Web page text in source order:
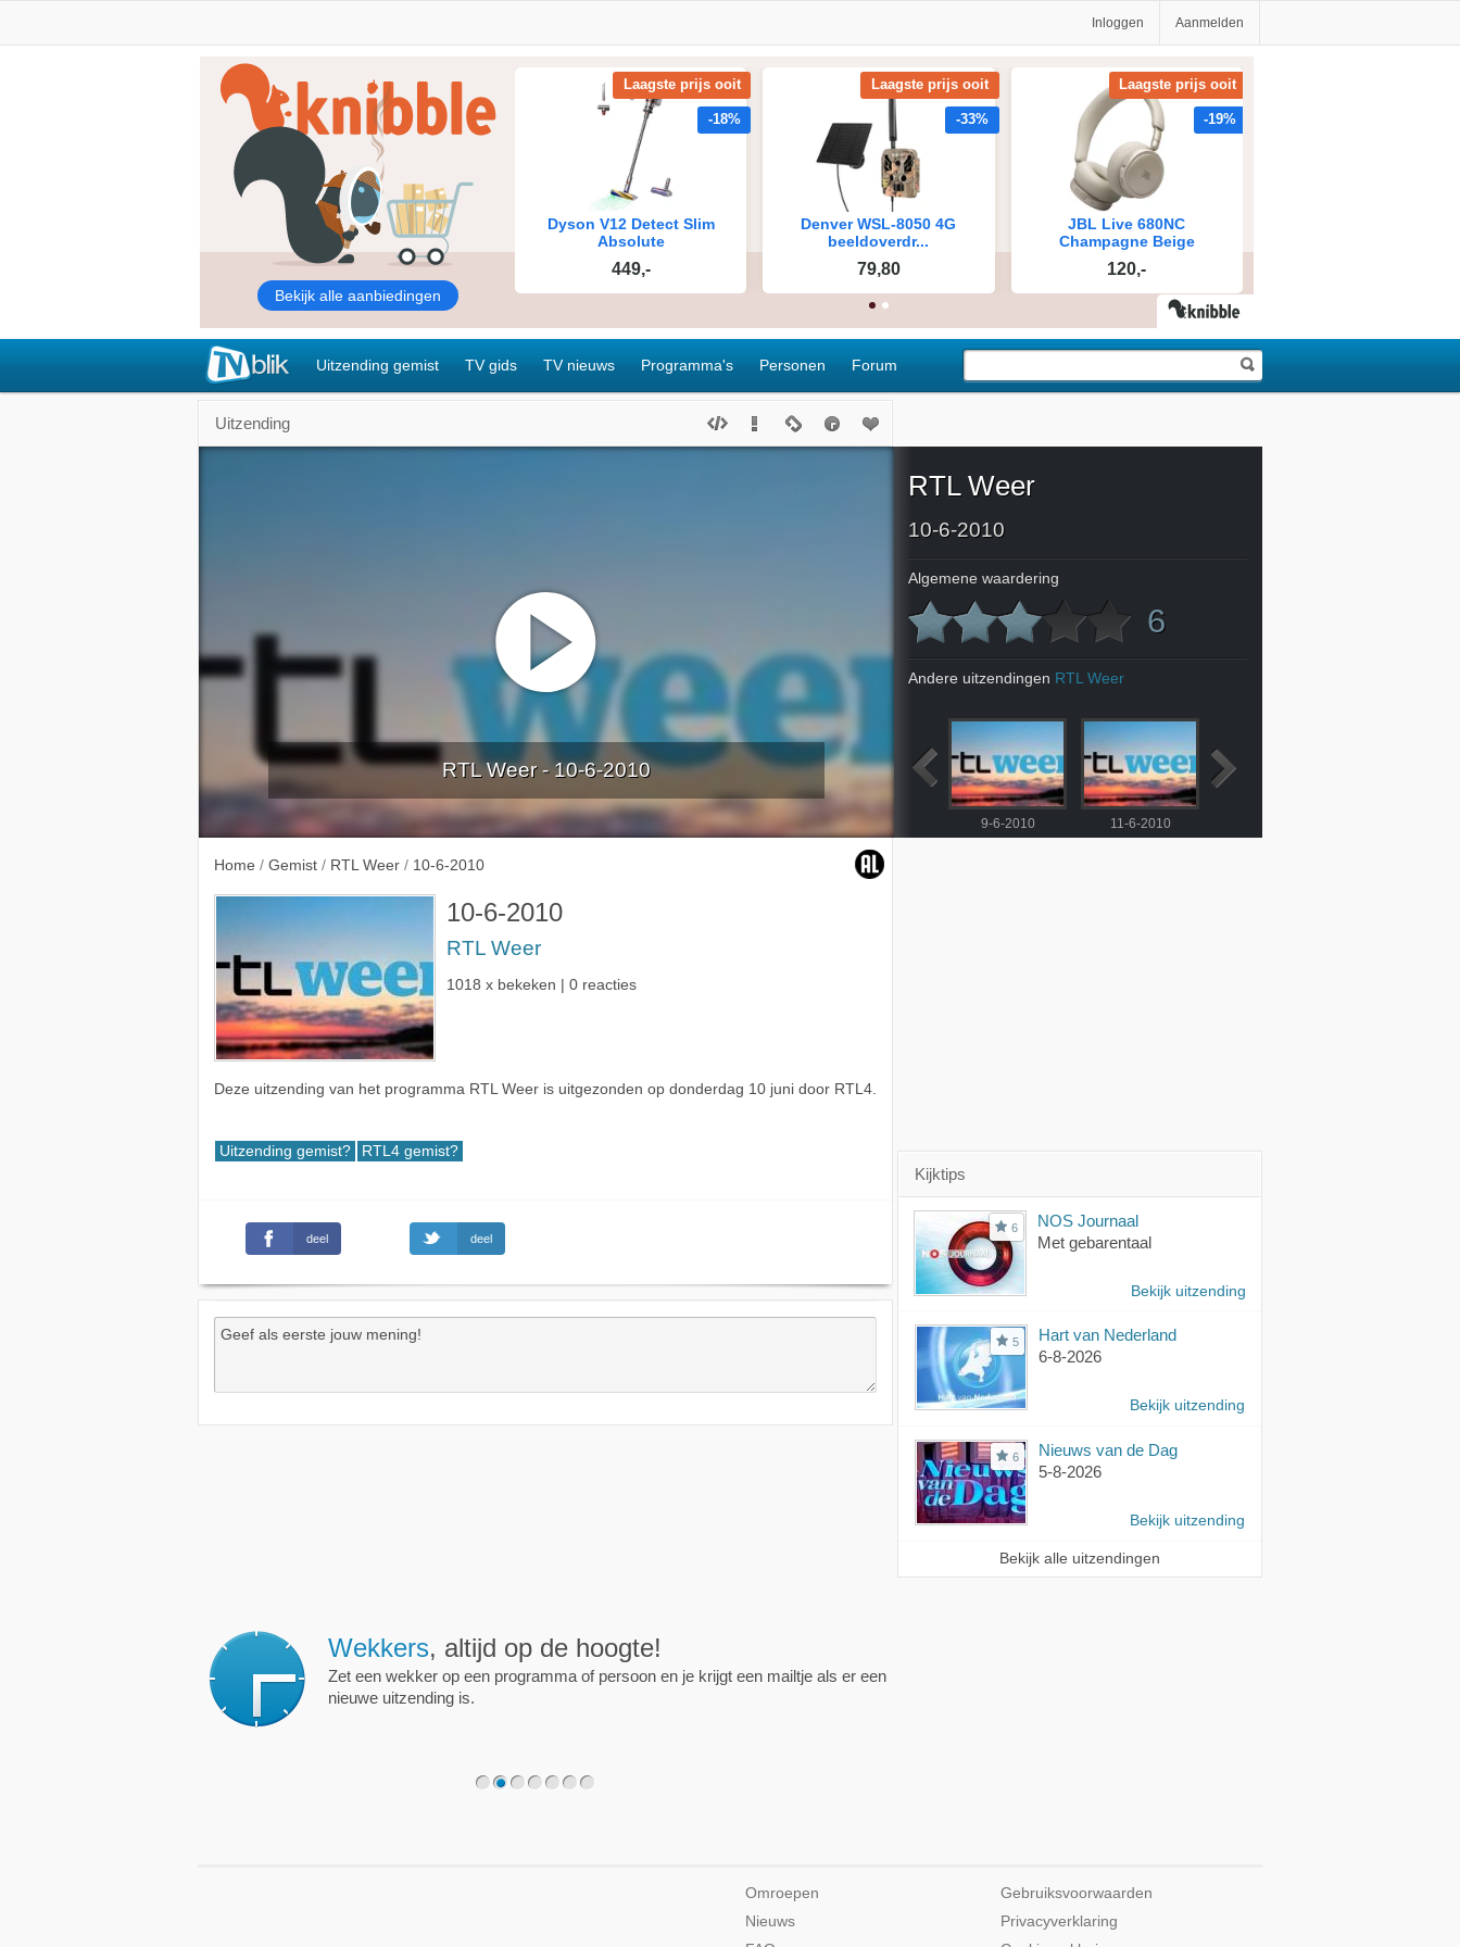
Inloggen Aanmelden
Uitzending gemist TV gids TV nieuws Programma's Personen Forum
Uitzending
RTL Weer - 10-6-2010
Home / Gemist / RTL Weer / 10-6-2010
10-6-2010
RTL Weer
1018 x bekeken | 0 reacties
Deze uitzending van het programma RTL Weer is uitgezonden op donderdag 10 juni door RTL4.
Uitzending gemist? RTL4 gemist?
deel deel
RTL Weer
10-6-2010
Algemene waardering
6
Andere uitzendingen RTL Weer
7-6-2010 9-6-2010 11-6-2010
Kijktips
6
NOS Journaal
Met gebarentaal
Bekijk uitzending
5
Hart van Nederland
6-8-2026
Bekijk uitzending
6
Nieuws van de Dag
5-8-2026
Bekijk uitzending
Bekijk alle uitzendingen
Wekkers, altijd op de hoogte!
Zet een wekker op een programma of persoon en je krijgt een mailtje als er een
nieuwe uitzending is.
Omroepen
Nieuws
Gebruiksvoorwaarden
Privacyverklaring